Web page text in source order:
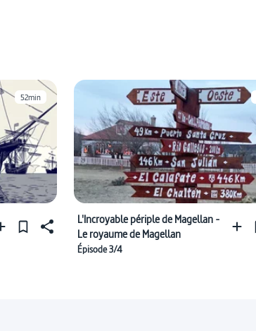
52min
L'Incroyable périple de Magellan -
Le royaume de Magellan
Épisode 3/4